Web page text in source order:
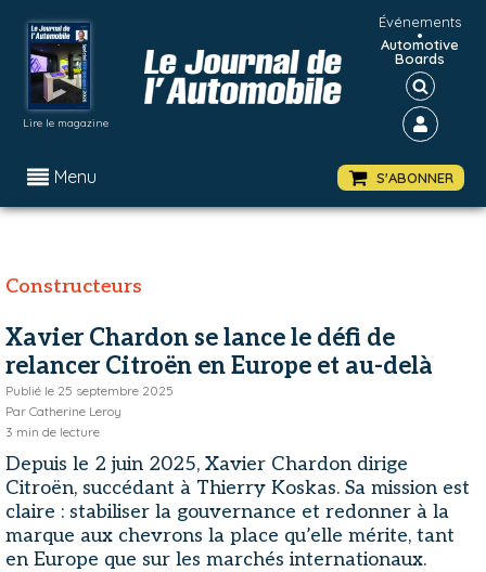
Lire le magazine
Événements
•
Automotive
Boards
Menu S'ABONNER
Constructeurs
Xavier Chardon se lance le défi de
relancer Citroën en Europe et au-delà
Publié le 25 septembre 2025
Par Catherine Leroy
3 min de lecture
Depuis le 2 juin 2025, Xavier Chardon dirige
Citroën, succédant à Thierry Koskas. Sa mission est
claire : stabiliser la gouvernance et redonner à la
marque aux chevrons la place qu’elle mérite, tant
en Europe que sur les marchés internationaux.